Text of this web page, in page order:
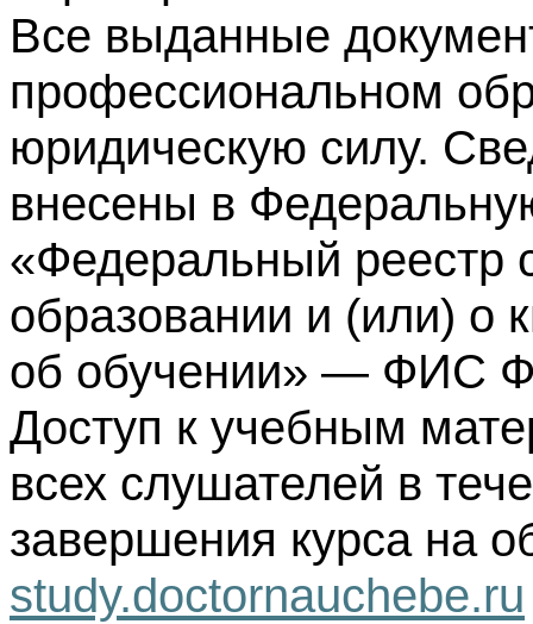
Все выданные
профессиональном
юридическую силу.
внесены в
«Федеральный реестр
образовании и (или) о
об обучении» — ФИС
Доступ к учебным
всех слушателей в
завершения курса на
study.doctornauchebe.ru